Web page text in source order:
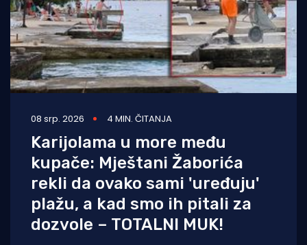
08 srp. 2026 4 MIN. ČITANJA
Karijolama u more među
kupače: Mještani Žaborića
rekli da ovako sami 'uređuju'
plažu, a kad smo ih pitali za
dozvole – TOTALNI MUK!